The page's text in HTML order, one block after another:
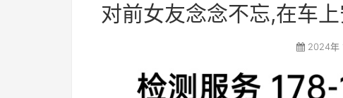
对前女友念念不忘,在车
2024年